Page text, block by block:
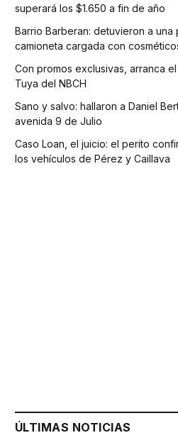
superará los $1.650 a fin de año
Barrio Barberan: detuvieron a
camioneta cargada con
Con promos exclusivas, arranca
Tuya del NBCH
Sano y salvo: hallaron a Daniel
avenida 9 de Julio
Caso Loan, el juicio: el perito
los vehículos de Pérez y Caillava
ÚLTIMAS NOTICIAS